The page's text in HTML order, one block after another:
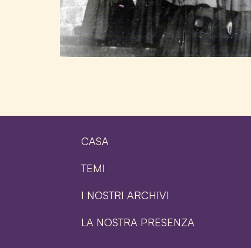
CASA
TEMI
I NOSTRI ARCHIVI
LA NOSTRA PRESENZA